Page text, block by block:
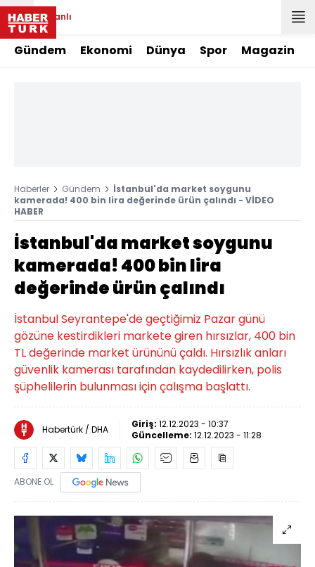
Canlı
Gündem Ekonomi Dünya Spor Magazin
Haberler Gündem
İstanbul'da market soygunu
kamerada! 400 bin lira değerinde ürün çalındı - VİDEO
HABER
İstanbul'da market soygunu
kamerada! 400 bin lira
değerinde ürün çalındı
İstanbul Seyrantepe'de geçtiğimiz Pazar günü
gözüne kestirdikleri markete giren hırsızlar, 400 bin
TL değerinde market ürününü çaldı. Hırsızlık anları
güvenlik kamerası tarafından kaydedilirken, polis
şüphelilerin bulunması için çalışma başlattı.
Habertürk / DHA Giriş: 12.12.2023 - 10:37
Güncelleme: 12.12.2023 - 11:28
ABONE OL